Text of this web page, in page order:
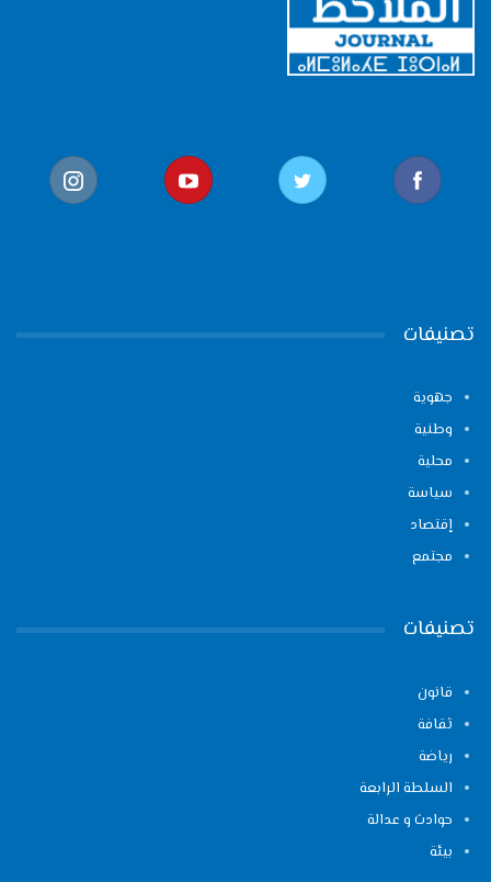
تصنيفات
جهوية
وطنية
محلية
سياسة
إقتصاد
مجتمع
تصنيفات
قانون
ثقافة
رياضة
السلطة الرابعة
حوادث و عدالة
بيئة